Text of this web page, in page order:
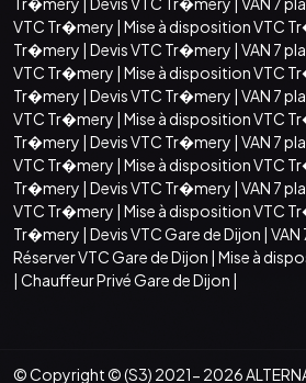
VTC Tr�mery | Mise à disposition VTC
Tr�mery | Devis VTC Tr�mery | VAN 7
VTC Tr�mery | Mise à disposition VTC
Tr�mery | Devis VTC Tr�mery | VAN 7
VTC Tr�mery | Mise à disposition VTC
Tr�mery | Devis VTC Tr�mery | VAN 7
VTC Tr�mery | Mise à disposition VTC
Tr�mery | Devis VTC Tr�mery | VAN 7
VTC Tr�mery | Mise à disposition VTC
Tr�mery | Devis VTC Gare de Dijon | VAN
Réserver VTC Gare de Dijon | Mise à
| Chauffeur Privé Gare de Dijon |
© Copyright © (S3) 2021- 2026